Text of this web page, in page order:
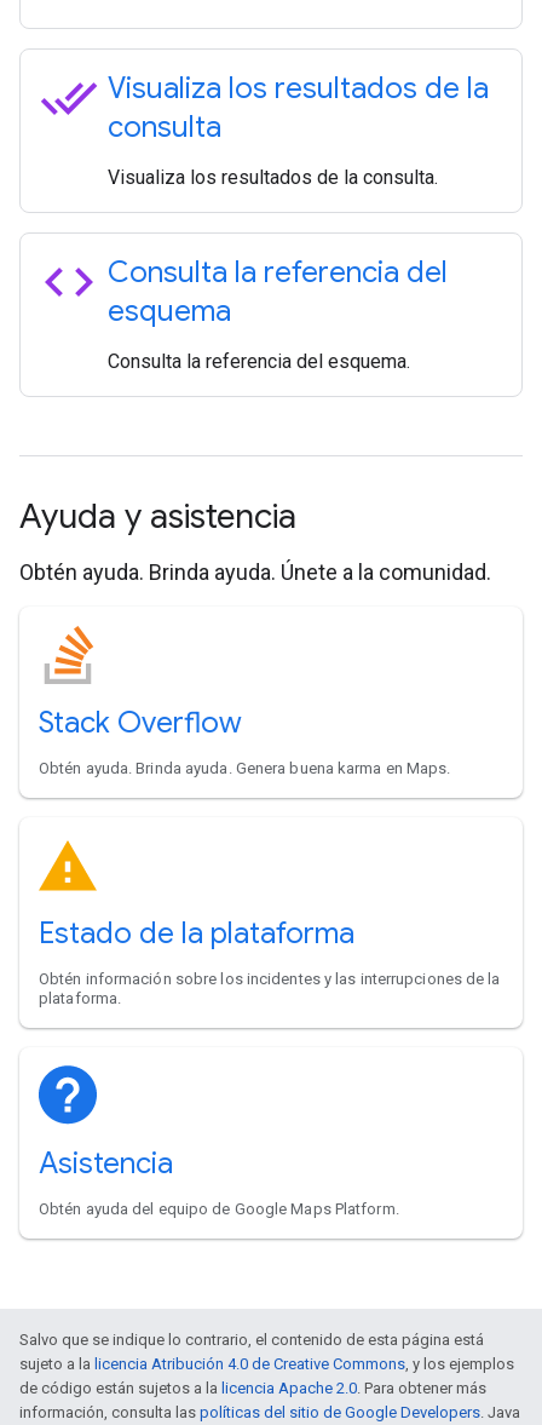
done_all Visualiza los resultados de la
consulta
Visualiza los resultados de la consulta.
code Consulta la referencia del
esquema
Consulta la referencia del esquema.
Ayuda y asistencia
Obtén ayuda. Brinda ayuda. Únete a la comunidad.
Stack Overflow
Obtén ayuda. Brinda ayuda. Genera buena karma en Maps.
Estado de la plataforma
Obtén información sobre los incidentes y las interrupciones de la
plataforma.
Asistencia
Obtén ayuda del equipo de Google Maps Platform.
Salvo que se indique lo contrario, el contenido de esta página está
sujeto a la licencia Atribución 4.0 de Creative Commons , y los ejemplos
de código están sujetos a la licencia Apache 2.0 . Para obtener más
información, consulta las políticas del sitio de Google Developers . Java